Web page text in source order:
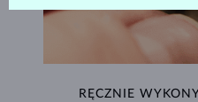
RĘCZNIE